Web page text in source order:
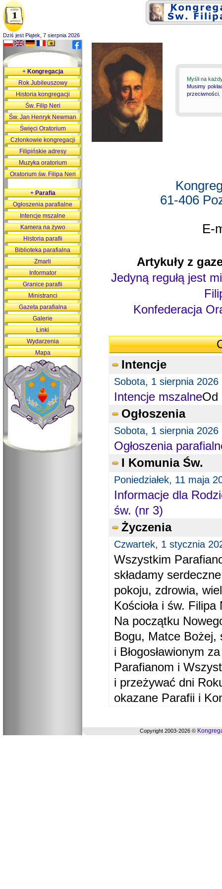
Dziś jest Piątek, 7 sierpnia 2026
Myśli na
Musimy
przeciwności.
61-406
E-
Artykuły z
Jedyną regułą jest
Konfederacja
Intencje
Sobota, 1 sierpnia 2026
Intencje mszalneOd
Ogłoszenia
Sobota, 1 sierpnia 2026
Ogłoszenia
I Komunia Św.
Poniedziałek, 11 maja
Informacje dla
św. (nr 3)
Życzenia
Czwartek, 1 stycznia
Wszystkim
składamy
pokoju, zdrowia,
Kościoła i św. Filipa
Na początku
Bogu, Matce Bożej,
i Błogosławionym
Parafianom i
i przeżywać dni
okazane Parafii i
+Kongregacja
Rok Jubileuszowy
Historia kongregacji
Św. Filip Neri
Św. Jan Henryk Newman
Święci Oratorium
Członkowie kongregacji
Filipińskie adresy
Muzyka oratorium
Oratorium św. Filipa Neri
+Parafia
Ogłoszenia parafialne
Intencje mszalne
Kamera na żywo
Historia parafii
Biblioteka parafialna
Zmarli
Informator
Granice parafii
Ministranci
Gazeta parafialna
Galerie
Linki
Wydarzenia
Mapa
Copyright 2003-2026 ©